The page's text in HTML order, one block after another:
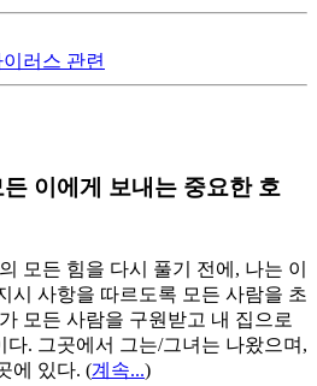
러스 관련
이에게 보내는 중요한 호
모든 힘을 다시 풀기 전에, 나는 이
시 사항을 따르도록 모든 사람을 초
모든 사람을 구원받고 내 집으로
. 그곳에서 그는/그녀는 나왔으며,
에 있다. (계속...)